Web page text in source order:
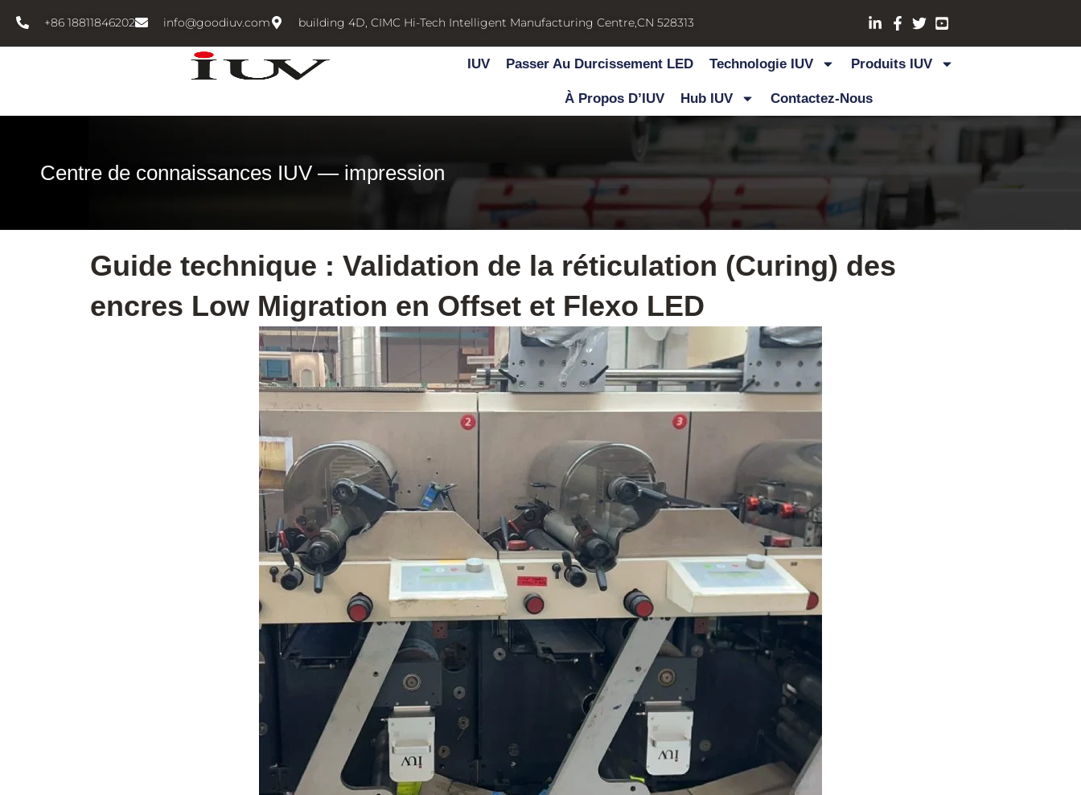
内
+86 18811846202 info@goodiuv.com building 4D, CIMC Hi-Tech Intelligent Manufacturing Centre,CN 528313
IUV Passer Au Durcissement LED Technologie IUV Produits IUV
À Propos D’IUV Hub IUV Contactez-Nous
Centre de connaissances IUV — impression
Guide technique : Validation de la réticulation (Curing) des
encres Low Migration en Offset et Flexo LED